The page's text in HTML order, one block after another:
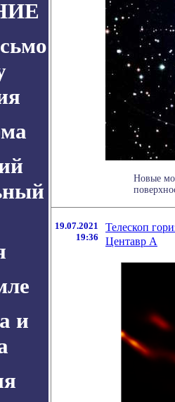
и
Новые
19.07.2021
19:36
Телескоп
Центавр А